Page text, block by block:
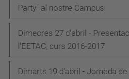
Party" al nostre Campus
Dimecres 27 d'abril -
l'EETAC, curs 2016-2017
Dimarts 19 d'abril - Jornada